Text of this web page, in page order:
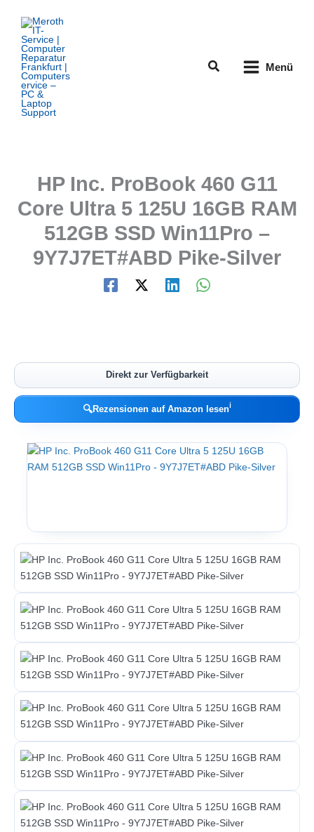
Inhalt
springen
Suchen Menü
HP Inc. ProBook 460 G11
Core Ultra 5 125U 16GB RAM
512GB SSD Win11Pro –
9Y7J7ET#ABD Pike-Silver
Direkt zur Verfügbarkeit
🔍Rezensionen auf Amazon lesenℹ︎